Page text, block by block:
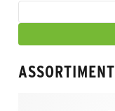
ASSORTIMENT